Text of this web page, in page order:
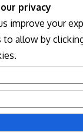
privacy
improve your
to allow by